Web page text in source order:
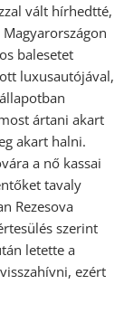
vált hírhedtté,
Magyarországon
balesetet
luxusautójával,
ártani akart
akart halni.
a nő kassai
tavaly
Rezesova
szerint
letette a
ezért